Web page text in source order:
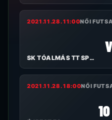
2021.11.28. 11:00NŐI
SK TÓALMÁS TT SPORT
2021.11.28. 18:00NŐI